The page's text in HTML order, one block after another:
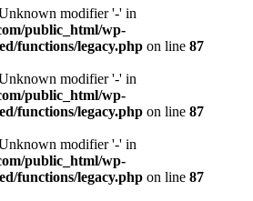
modifier '-' in
public_html/wp-
functions/legacy.php on line 87
modifier '-' in
public_html/wp-
functions/legacy.php on line 87
modifier '-' in
public_html/wp-
functions/legacy.php on line 87